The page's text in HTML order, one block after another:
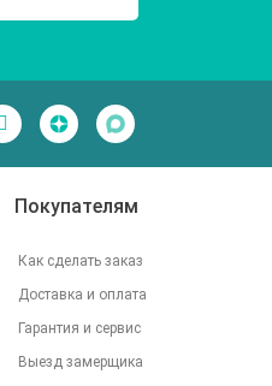
Покупателям
Как сделать заказ
Доставка и оплата
Гарантия и сервис
Выезд замерщика